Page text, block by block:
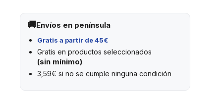
Envíos en península
Gratis a partir de 45€
Gratis en productos seleccionados
(sin mínimo)
3,59€ si no se cumple ninguna condición